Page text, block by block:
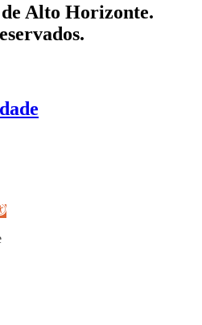
Alto Horizonte.